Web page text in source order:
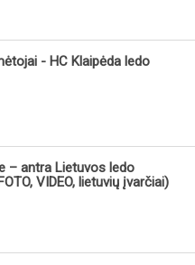
- HC Klaipėda ledo
– antra Lietuvos ledo
VIDEO, lietuvių įvarčiai)